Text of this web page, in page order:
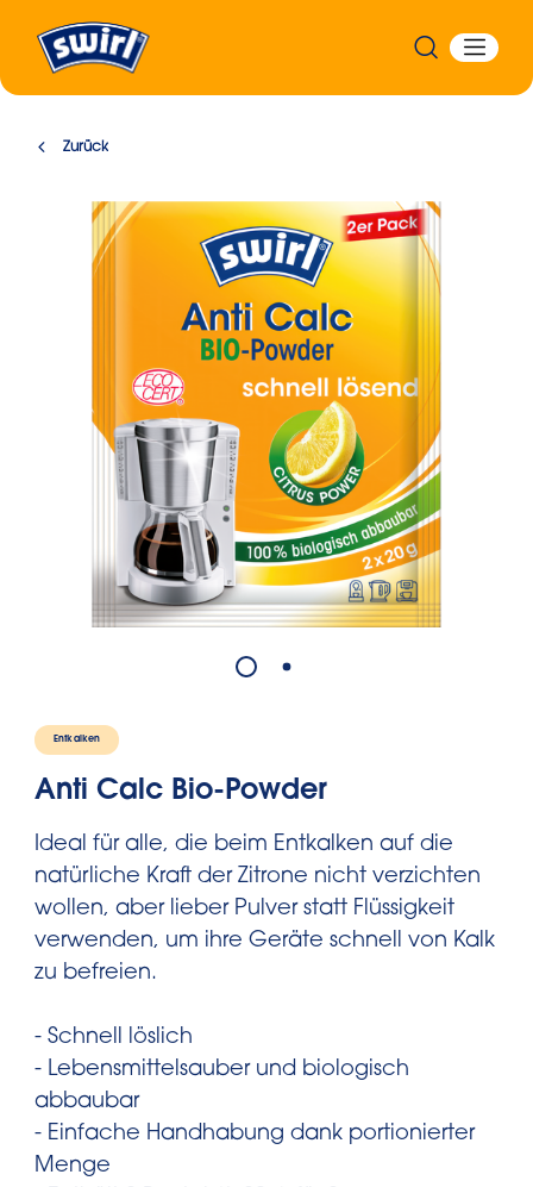
Zurück
Entkalken
Anti Calc Bio-Powder
Ideal für alle, die beim Entkalken auf die
natürliche Kraft der Zitrone nicht verzichten
wollen, aber lieber Pulver statt Flüssigkeit
verwenden, um ihre Geräte schnell von Kalk
zu befreien.
- Schnell löslich
- Lebensmittelsauber und biologisch
abbaubar
- Einfache Handhabung dank portionierter
Menge